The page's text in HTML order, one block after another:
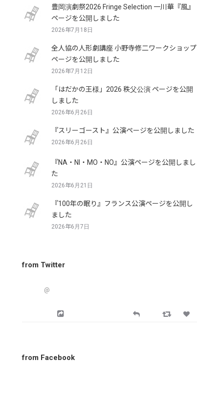
豊岡演劇祭2026 Fringe Selection 一川華『風』
ページを公開しました
2026年7月18日
全人協の人形劇講座 小野寺修二ワークショップ
ページを公開しました
2026年7月12日
「はだかの王様」2026 秩父公演 ページを公開
しました
2026年6月26日
『スリーゴースト』公演ページを公開しました
2026年6月26日
『NA・NI・MO・NO』公演ページを公開しまし
た
2026年6月21日
『100年の眠り』フランス公演ページを公開し
ました
2026年6月7日
from Twitter
@
from Facebook